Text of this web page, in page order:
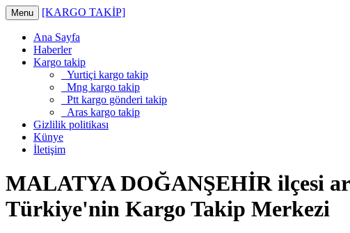
Menu [KARGO TAKİP]
Ana Sayfa
Haberler
Kargo takip
Yurtiçi kargo takip
Mng kargo takip
Ptt kargo gönderi takip
Aras kargo takip
Gizlilik politikası
Künye
İletişim
MALATYA DOĞANŞEHİR ilçesi
Türkiye'nin Kargo Takip Merkezi